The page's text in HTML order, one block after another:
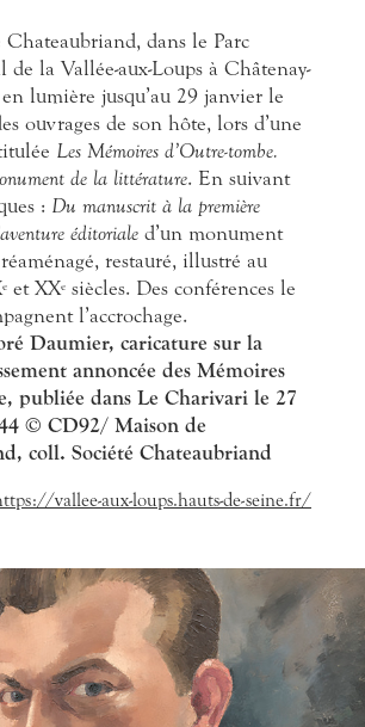
dans le Parc
de la Vallée-aux-Loups à Châtenay-
lumière jusqu’au 29 janvier le
ouvrages de son hôte, lors d’une
Les Mémoires d’Outre-tombe.
de la littérature. En suivant
: Du manuscrit à la première
éditoriale d’un monument
restauré, illustré au
e et XXe siècles. Des conférences le
l’accrochage.
Daumier, caricature sur la
annoncée des Mémoires
publiée dans Le Charivari le 27
© CD92/ Maison de
coll. Société Chateaubriand
vallee-aux-loups.hauts-de-seine.fr/